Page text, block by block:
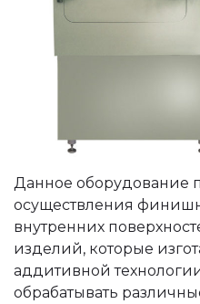
Данное оборудование
осуществления
внутренних
изделий, которые
аддитивной
обрабатывать